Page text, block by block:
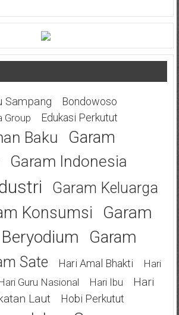
Sampang Bondowoso
Group Edukasi Perkutut
Baku
Garam
Garam Indonesia
Garam Keluarga
Konsumsi
Garam
Garam
Sate Hari Amal Bhakti
Hari
Guru Nasional Hari Ibu
Hari
Laut
Hobi Perkutut